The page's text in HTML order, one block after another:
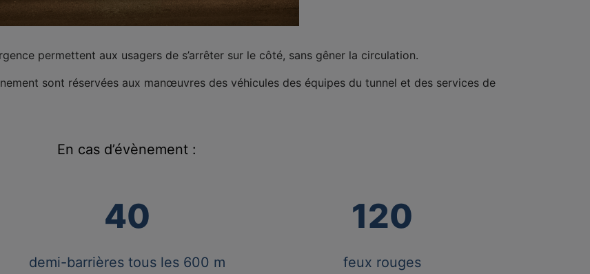
permettent aux usagers de s’arrêter sur le côté, sans gêner la circulation.
sont réservées aux manœuvres des véhicules des équipes du tunnel et des services de
En cas d’évènement :
40
demi-barrières tous les 600 m
120
feux rouges